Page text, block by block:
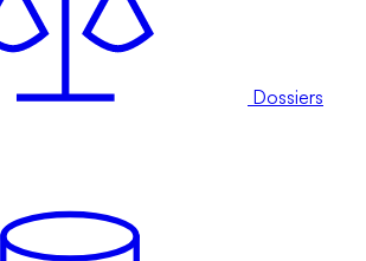
Dossiers